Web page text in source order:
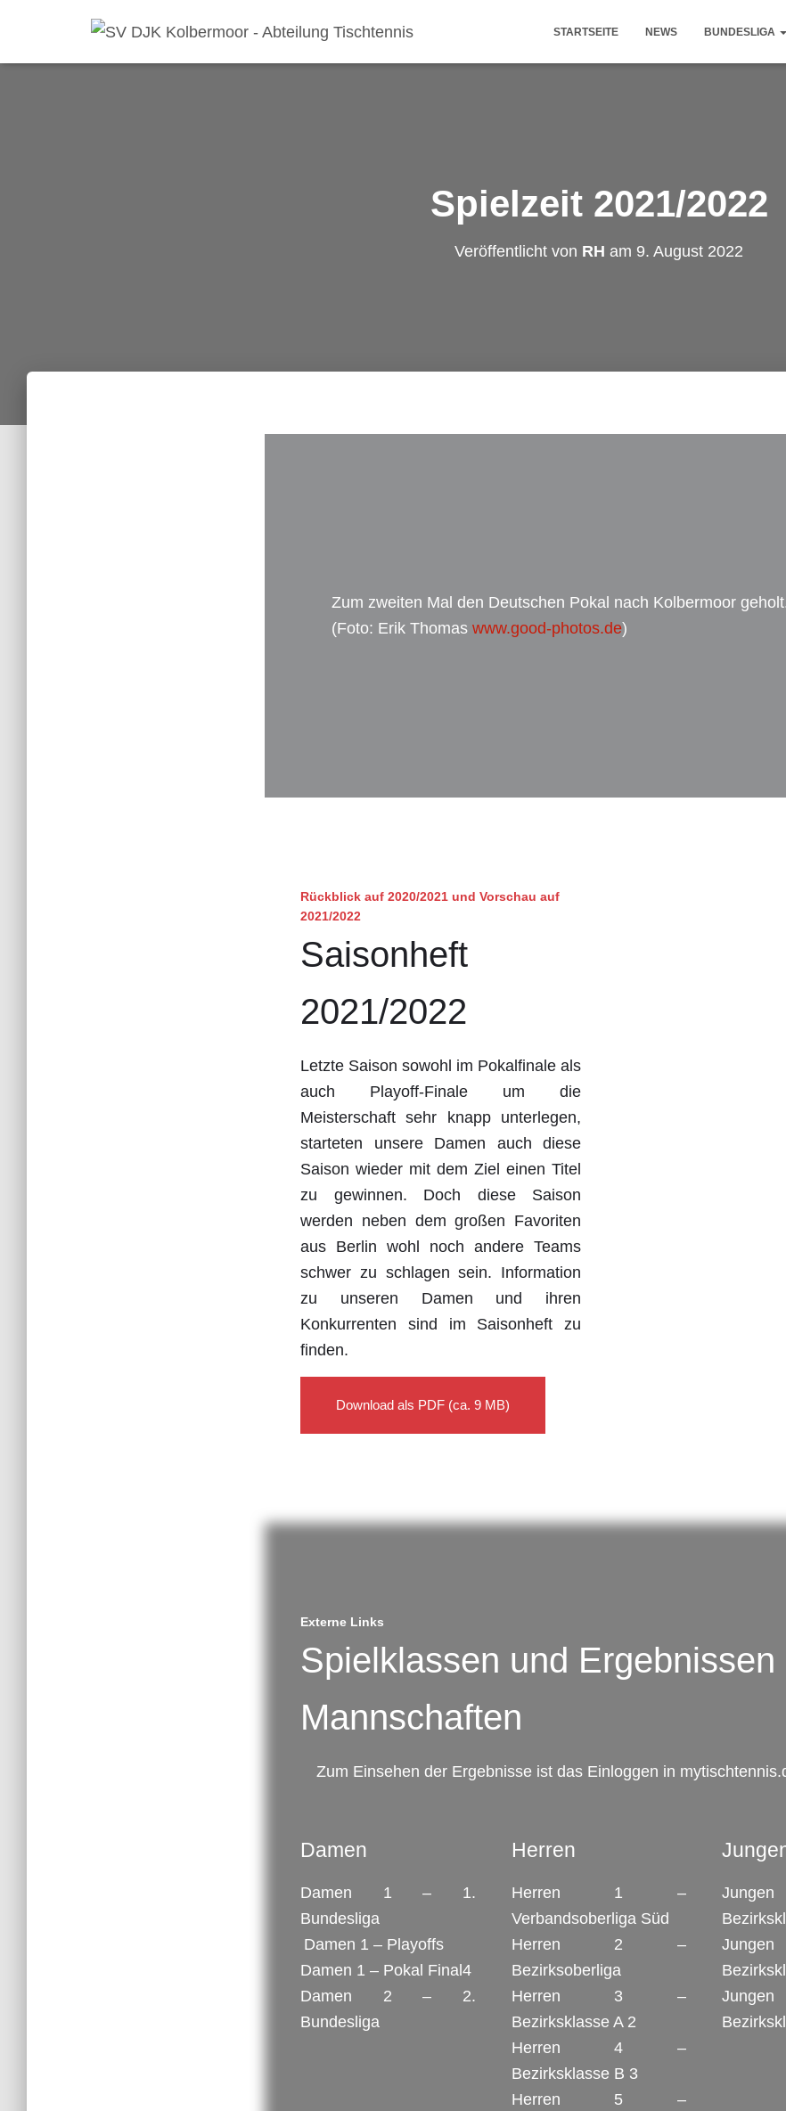
STARTSEITE NEWS BUNDESLIGA
Spielzeit 2021/2022
Veröffentlicht von RH am 9. August 2022
Zum zweiten Mal den Deutschen Pokal nach Kolbermoor
(Foto: Erik Thomas www.good-photos.de)
Rückblick auf 2020/2021 und Vorschau auf
2021/2022
Saisonheft
2021/2022
Letzte Saison sowohl im Pokalfinale als
auch Playoff-Finale um die
Meisterschaft sehr knapp unterlegen,
starteten unsere Damen auch diese
Saison wieder mit dem Ziel einen Titel
zu gewinnen. Doch diese Saison
werden neben dem großen Favoriten
aus Berlin wohl noch andere Teams
schwer zu schlagen sein. Information
zu unseren Damen und ihren
Konkurrenten sind im Saisonheft zu
finden.
Download als PDF (ca. 9 MB)
Externe Links
Spielklassen und Ergebnissen
Mannschaften
Zum Einsehen der Ergebnisse ist das Einloggen in
Damen
Damen 1 – 1.
Bundesliga
Damen 1 – Playoffs
Damen 1 – Pokal Final4
Damen 2 – 2.
Bundesliga
Herren
Herren 1 –
Verbandsoberliga Süd
Herren 2 –
Bezirksoberliga
Herren 3 –
Bezirksklasse A 2
Herren 4 –
Bezirksklasse B 3
Herren 5 –